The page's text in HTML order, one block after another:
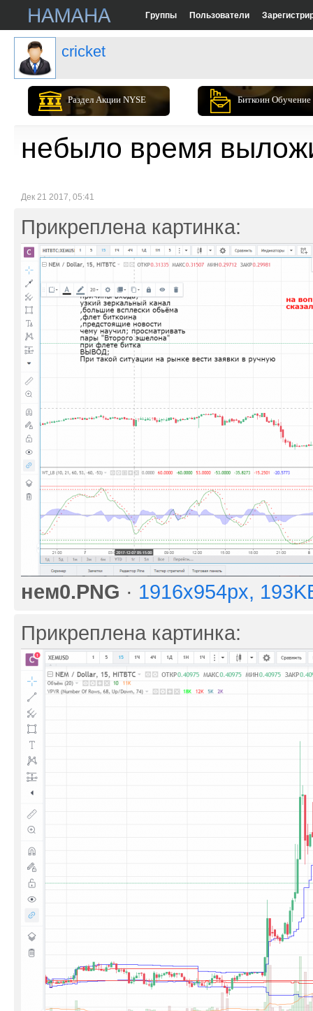
Группы Пользователи
cricket
Раздел Акции NYSE Биткоин Обучение
небыло время
Дек 21 2017, 05:41
Прикреплена картинка:
нем0.PNG · 1916x954px,
Прикреплена картинка: